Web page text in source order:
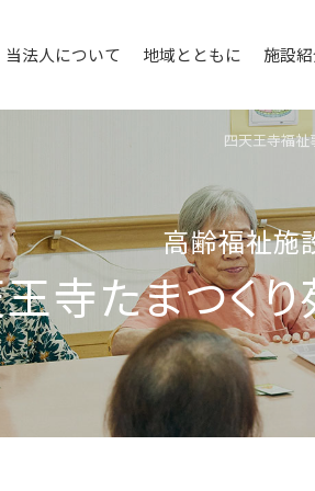
当法人について 地域とともに 施設
四天王寺福
高齢福祉施
寺たまつく